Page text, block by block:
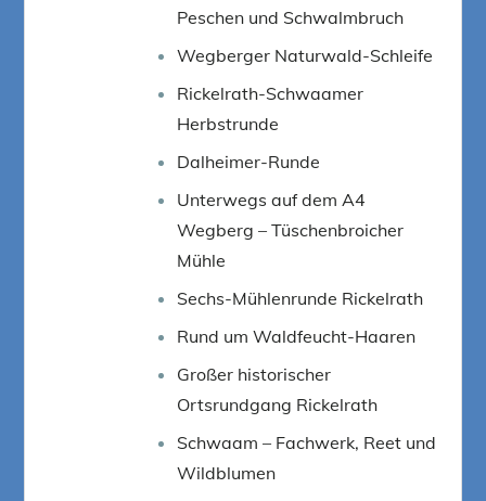
Peschen und Schwalmbruch
Wegberger Naturwald-Schleife
Rickelrath-Schwaamer
Herbstrunde
Dalheimer-Runde
Unterwegs auf dem A4
Wegberg – Tüschenbroicher
Mühle
Sechs-Mühlenrunde Rickelrath
Rund um Waldfeucht-Haaren
Großer historischer
Ortsrundgang Rickelrath
Schwaam – Fachwerk, Reet und
Wildblumen